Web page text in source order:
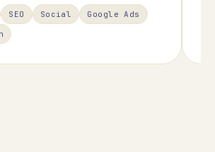
SEO Social
Google Ads